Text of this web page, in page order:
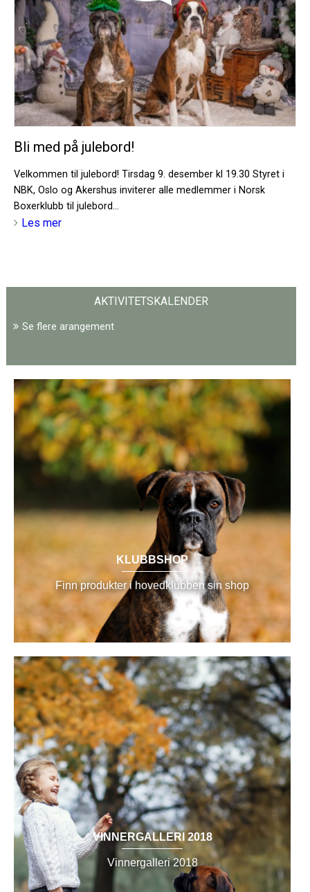
Bli med på julebord!
Velkommen til julebord! Tirsdag 9. desember kl 19.30 Styret i
NBK, Oslo og Akershus inviterer alle medlemmer i Norsk
Boxerklubb til julebord...
Les mer
AKTIVITETSKALENDER
Se flere arangement
KLUBBSHOP
Finn produkter i hovedklubben sin shop
VINNERGALLERI 2018
Vinnergalleri 2018